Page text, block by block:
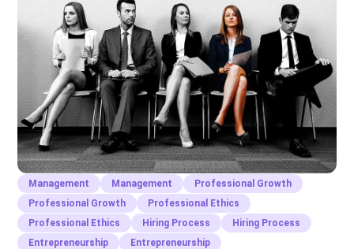
Management Management
Professional Growth
Professional Growth
Professional Ethics
Professional Ethics
Hiring Process
Hiring Process
Entrepreneurship
Entrepreneurship